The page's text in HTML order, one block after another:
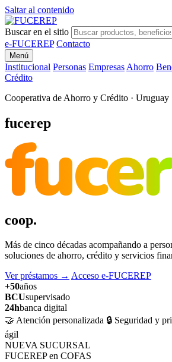
Saltar al contenido
Buscar en el sitio
e-FUCEREP Contacto
Menú
Institucional Personas Empresas Ahorro
Crédito
Cooperativa de Ahorro y Crédito · Uruguay
fucerep
coop.
Más de cinco décadas acompañando a
soluciones de ahorro, crédito y servicios
Ver préstamos → Acceso e-FUCEREP
+50años
BCUsupervisado
24hbanca digital
🤝 Atención personalizada 🔒 Seguridad y
ágil
NUEVA SUCURSAL
FUCEREP en COFAS